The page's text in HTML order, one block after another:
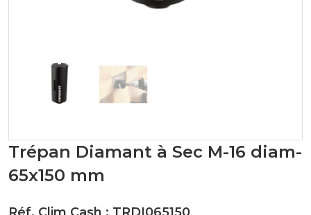
Trépan Diamant à Sec M-16 diam-
65x150 mm